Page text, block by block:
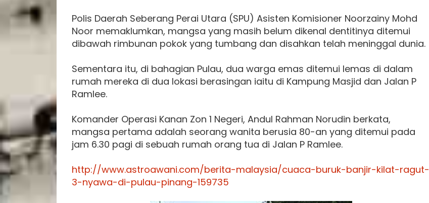
Polis Daerah Seberang Perai Utara (SPU) Asisten Komisioner Noorzainy Mohd
Noor memaklumkan, mangsa yang masih belum dikenal dentitinya ditemui
dibawah rimbunan pokok yang tumbang dan disahkan telah meninggal dunia.
Sementara itu, di bahagian Pulau, dua warga emas ditemui lemas di dalam
rumah mereka di dua lokasi berasingan iaitu di Kampung Masjid dan Jalan P
Ramlee.
Komander Operasi Kanan Zon 1 Negeri, Andul Rahman Norudin berkata,
mangsa pertama adalah seorang wanita berusia 80-an yang ditemui pada
jam 6.30 pagi di sebuah rumah orang tua di Jalan P Ramlee.
http://www.astroawani.com/berita-malaysia/cuaca-buruk-banjir-kilat-ragut-
3-nyawa-di-pulau-pinang-159735